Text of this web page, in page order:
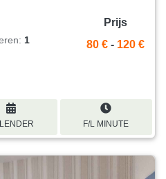
1
Prijs
80 € - 120 €
F/L MINUTE